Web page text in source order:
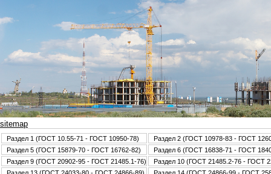
sitemap
Раздел 1 (ГОСТ 10.55-71 - ГОСТ 10950-78)
Раздел 2 (ГОСТ 10978-83 - ГОСТ
Раздел 5 (ГОСТ 15879-70 - ГОСТ 16762-82)
Раздел 6 (ГОСТ 16838-71 - ГОСТ
Раздел 9 (ГОСТ 20902-95 - ГОСТ 21485.1-76)
Раздел 10 (ГОСТ 21485.2-76 - ГОСТ